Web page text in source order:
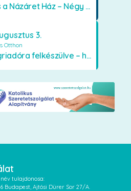
40 éves a Názáret Ház – Négy évtized szeretetben és gondoskodásban
3.
Otthon
A hőségriadóra felkészülve – hűsítő fejlesztések a Szent Lajos Otthonban
tulajdonosa:
Budapest, Ajtósi Dürer Sor 27/A.